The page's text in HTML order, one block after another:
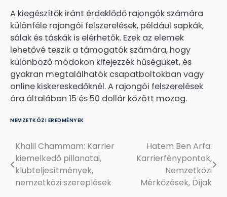
A kiegészítők iránt érdeklődő rajongók számára
különféle rajongói felszerelések, például sapkák,
sálak és táskák is elérhetők. Ezek az elemek
lehetővé teszik a támogatók számára, hogy
különböző módokon kifejezzék hűségüket, és
gyakran megtalálhatók csapatboltokban vagy
online kiskereskedőknél. A rajongói felszerelések
ára általában 15 és 50 dollár között mozog.
NEMZETKÖZI EREDMÉNYEK
Post
navigation
Khalil Chammam: Karrier
kiemelkedő pillanatai,
klubteljesítmények,
nemzetközi szereplések
Hatem Ben Arfa:
Karrierfénypontok,
Nemzetközi
Mérkőzések, Díjak